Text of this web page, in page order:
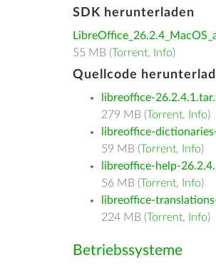
SDK herunterladen
55 MB (Torrent, Info)
Quellcode
libreoffice-
279 MB (Torrent, Info)
libreoffice-
59 MB (Torrent, Info)
libreoffice-help-
56 MB (Torrent, Info)
libreoffice-
224 MB (Torrent, Info)
Betriebssysteme